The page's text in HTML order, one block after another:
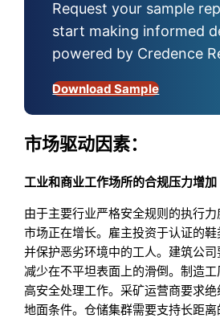
Request your sample
start making informed
powered by Credence
Download Sample
市场驱动因素：
工业和商业工作场所的合规压力增加
由于主要行业严格安全规则的执行
市场正在增长。雇主投资于认证的
并保护恶劣环境中的工人。建筑公
减少在不平坦表面上的滑倒。制造
高安全处理工作。采矿运营商要求
地面条件。仓储集群需要支持长距